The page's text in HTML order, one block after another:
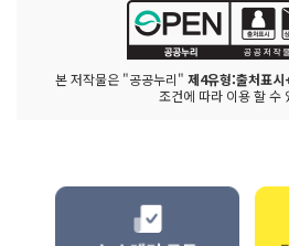
본 저작물은 "공공누리" 제4유형:출처표시
조건에 따라 이용 할 수